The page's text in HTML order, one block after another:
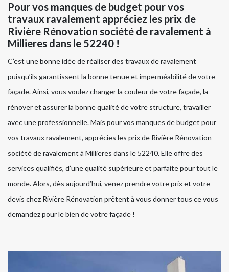
Pour vos manques de budget pour vos
travaux ravalement appréciez les prix de
Rivière Rénovation société de ravalement à
Millieres dans le 52240 !
C’est une bonne idée de réaliser des travaux de ravalement
puisqu’ils garantissent la bonne tenue et imperméabilité de votre
façade. Ainsi, vous voulez changer la couleur de votre façade, la
rénover et assurer la bonne qualité de votre structure, travailler
avec une professionnelle. Mais pour vos manques de budget pour
vos travaux ravalement, apprécies les prix de Rivière Rénovation
société de ravalement à Millieres dans le 52240. Elle offre des
services qualifiés, d’une qualité supérieure et parfaite pour tout le
monde. Alors, dès aujourd’hui, venez prendre votre prix et votre
devis chez Rivière Rénovation prêtent à vous donner tous ce vous
demandez pour le bien de votre façade !